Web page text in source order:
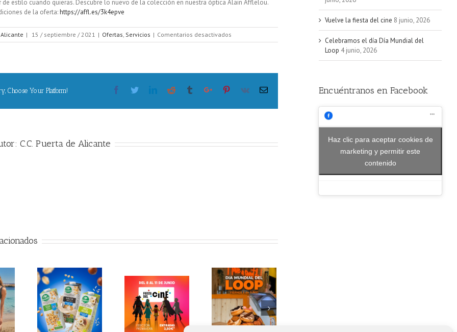
de estilo cuando quieras. Descubre lo nuevo de la colección en nuestra óptica Alain Afflelou.
de la oferta:https://affl.es/3k4epve
Alicante | 15 / septiembre / 2021 | Ofertas, Servicios | Comentarios desactivados
Magic
Choose Your Platform! FacebookTwitterLinkedinReddit TumblrGoogle+Pinterest
Vk Email
C.C. Puerta de Alicante
las
vegetales
Vuelve la fiesta
del cine
Celebramos el
día Día Mundial
del Loop
Modo verano
activado
Vuelve la fiesta del cine 8 junio, 2026
Celebramos el día Día Mundial del
Loop 4 junio, 2026
Encuéntranos en Facebook
Haz clic para aceptar cookies de
marketing y permitir este
contenido